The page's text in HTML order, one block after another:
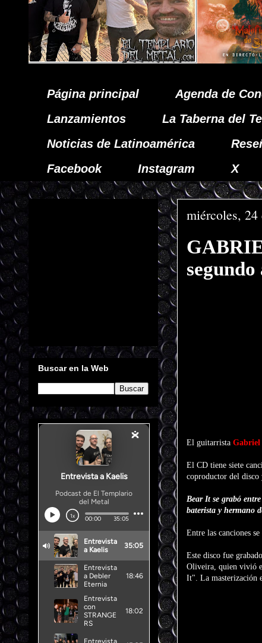
Página principal Agenda de
Lanzamientos
La Taberna del
Noticias de Latinoamérica
Facebook
Instagram X
miércoles, 24
El guitarrista
El CD tiene siete
coproductor del
Bear Itse grabó
baterista y hermano
Entre las canciones
Este disco fue
Oliveira, quien vivió
It". La masterización
Buscar en la Web